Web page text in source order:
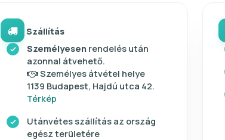
Szállítás
Személyesen rendelés után
azonnal átvehető.
Személyes átvétel helye
1139 Budapest, Hajdú utca 42.
Térkép
Utánvétes szállítás az ország
egész területére